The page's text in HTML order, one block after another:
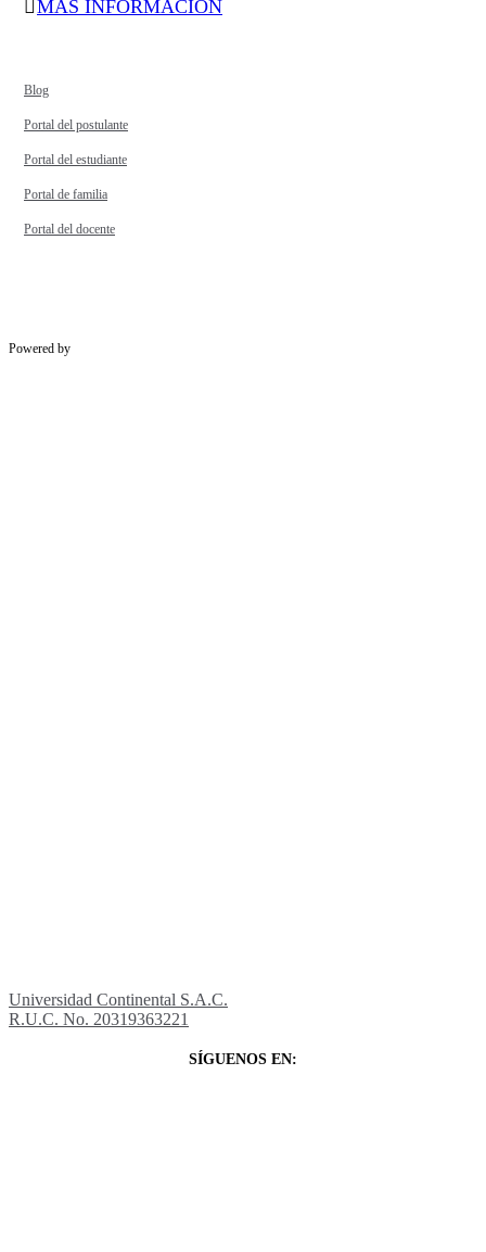
MÁS INFORMACIÓN
Blog
Portal del postulante
Portal del estudiante
Portal de familia
Portal del docente
Powered by
Universidad Continental S.A.C.
R.U.C. No. 20319363221
SÍGUENOS EN: